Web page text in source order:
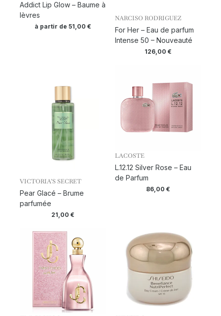
Addict Lip Glow – Baume à
lèvres
à partir de51,00€
NARCISO RODRIGUEZ
For Her – Eau de parfum
Intense 50 – Nouveauté
126,00 €
VICTORIA’S SECRET
Pear Glacé – Brume
parfumée
21,00€
LACOSTE
L.12.12 Silver Rose – Eau
de Parfum
86,00 €